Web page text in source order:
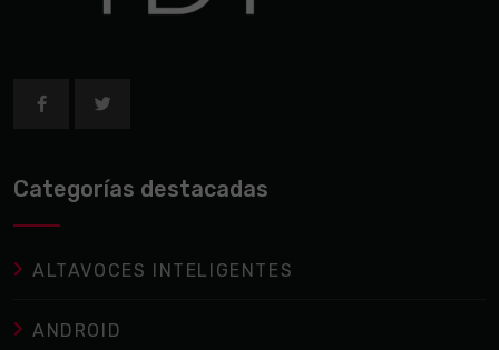
Categorías destacadas
ALTAVOCES INTELIGENTES
ANDROID